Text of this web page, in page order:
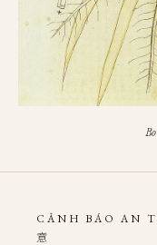
CẢNH BÁO AN
意